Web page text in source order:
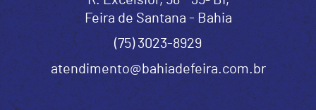
Feira de Santana - Bahia
(75) 3023-8929
atendimento@bahiadefeira.com.br